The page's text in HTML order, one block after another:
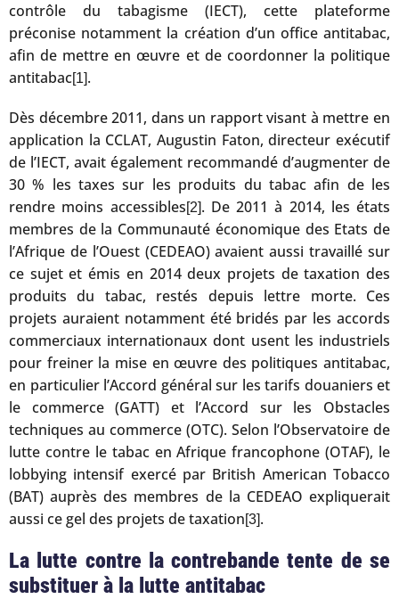
contrôle du tabagisme (IECT), cette plateforme
préconise notamment la création d’un office antitabac,
afin de mettre en œuvre et de coordonner la politique
antitabac[1].
Dès décembre 2011, dans un rapport visant à mettre en
application la CCLAT, Augustin Faton, directeur exécutif
de l’IECT, avait également recommandé d’augmenter de
30 % les taxes sur les produits du tabac afin de les
rendre moins accessibles[2]. De 2011 à 2014, les états
membres de la Communauté économique des Etats de
l’Afrique de l’Ouest (CEDEAO) avaient aussi travaillé sur
ce sujet et émis en 2014 deux projets de taxation des
produits du tabac, restés depuis lettre morte. Ces
projets auraient notamment été bridés par les accords
commerciaux internationaux dont usent les industriels
pour freiner la mise en œuvre des politiques antitabac,
en particulier l’Accord général sur les tarifs douaniers et
le commerce (GATT) et l’Accord sur les Obstacles
techniques au commerce (OTC). Selon l’Observatoire de
lutte contre le tabac en Afrique francophone (OTAF), le
lobbying intensif exercé par British American Tobacco
(BAT) auprès des membres de la CEDEAO expliquerait
aussi ce gel des projets de taxation[3].
La lutte contre la contrebande tente de se
substituer à la lutte antitabac